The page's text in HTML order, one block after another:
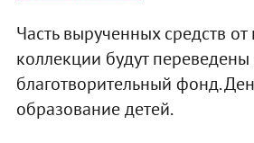
Часть вырученных средств
коллекции будут переведены
благотворительный фонд.
образование детей.